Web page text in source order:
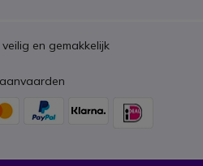
en gemakkelijk